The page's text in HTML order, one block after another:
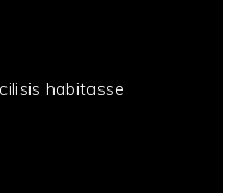
habitasse